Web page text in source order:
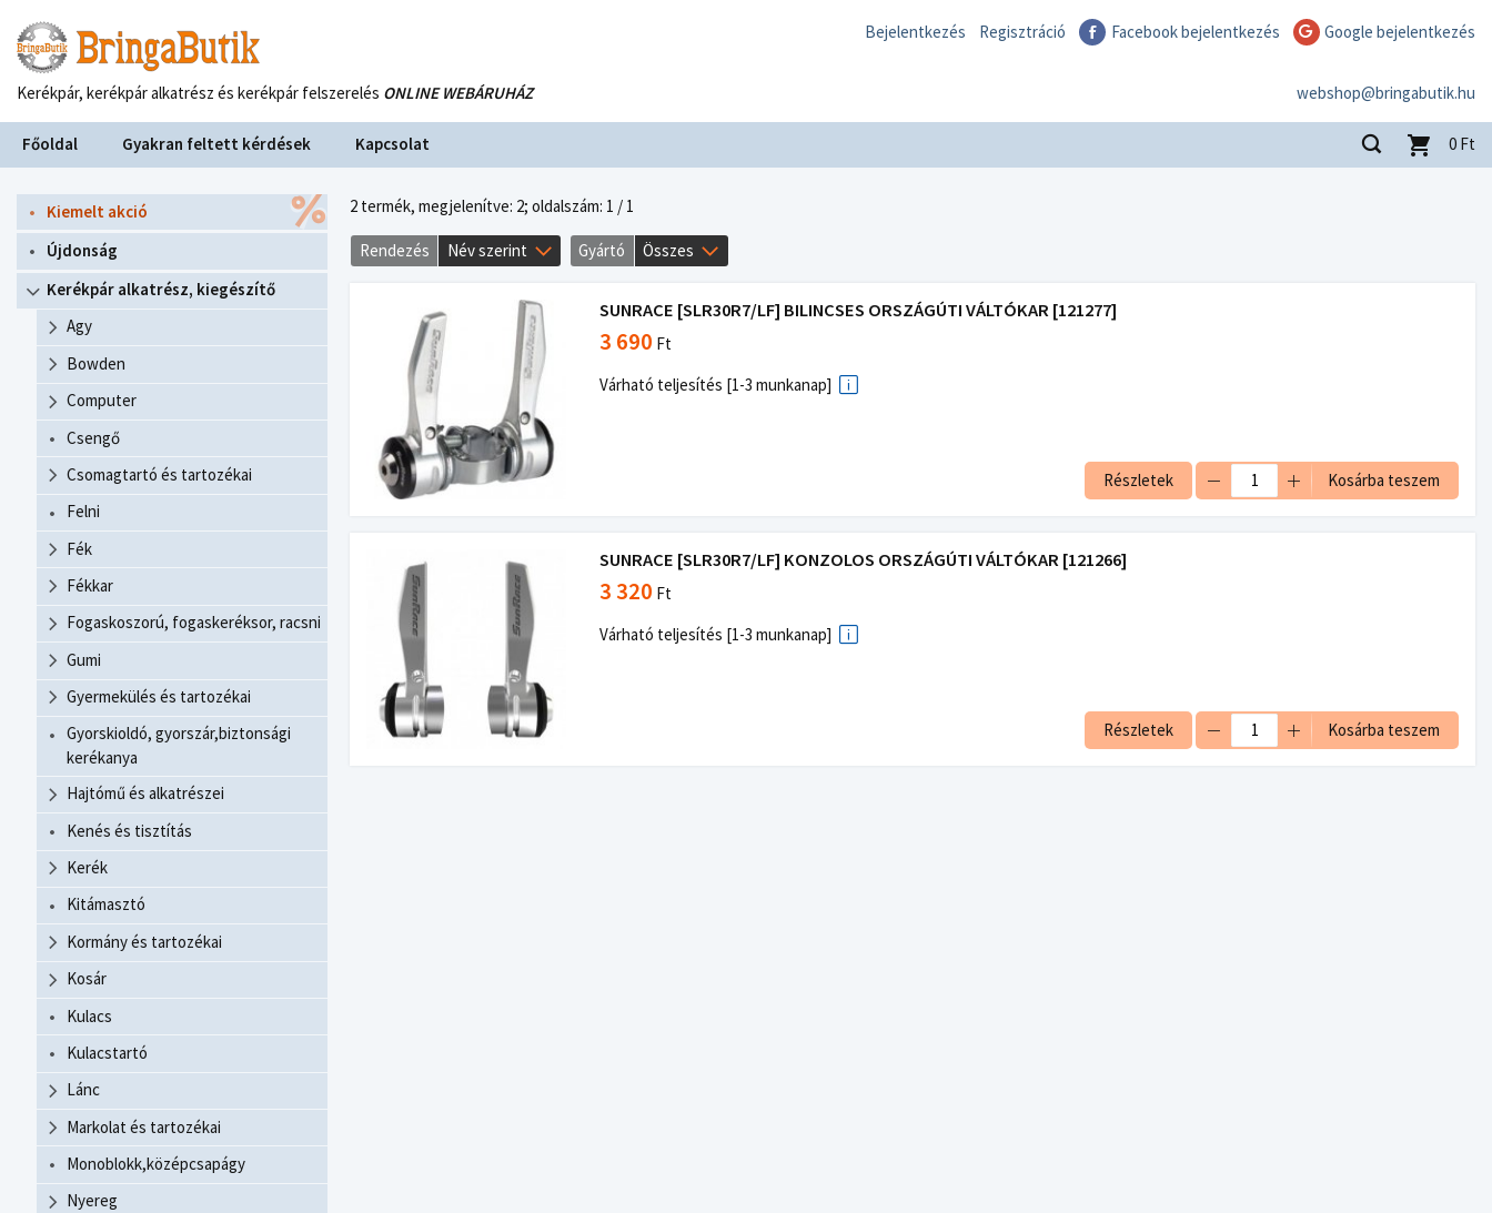
Bejelentkezés Regisztráció Facebook bejelentkezés Google bejelentkezés
webshop@bringabutik.hu
Kerékpár, kerékpár alkatrész és kerékpár felszerelés ONLINE WEBÁRUHÁZ
Főoldal Gyakran feltett kérdések Kapcsolat 0 Ft
Kiemelt akció
Újdonság
Kerékpár alkatrész, kiegészítő
Agy
Bowden
Computer
Csengő
Csomagtartó és tartozékai
Felni
Fék
Fékkar
Fogaskoszorú, fogaskeréksor, racsni
Gumi
Gyermekülés és tartozékai
Gyorskioldó, gyorszár,biztonsági
kerékanya
Hajtómű és alkatrészei
Kenés és tisztítás
Kerék
Kitámasztó
Kormány és tartozékai
Kosár
Kulacs
Kulacstartó
Lánc
Markolat és tartozékai
Monoblokk,középcsapágy
Nyereg
2 termék, megjelenítve: 2; oldalszám: 1 / 1
Rendezés Név szerint Gyártó Összes
SUNRACE [SLR30R7/LF] BILINCSES ORSZÁGÚTI VÁLTÓKAR [121277]
3 690 Ft
Várható teljesítés [1-3 munkanap]
Részletek Kosárba teszem
SUNRACE [SLR30R7/LF] KONZOLOS ORSZÁGÚTI VÁLTÓKAR [121266]
3 320 Ft
Várható teljesítés [1-3 munkanap]
Részletek Kosárba teszem